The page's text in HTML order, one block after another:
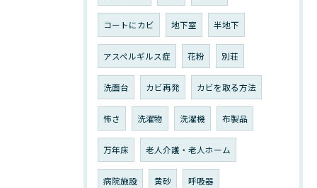
コートにカビ 地下室 半地下
アスペルギルス症 花粉 別荘
洗面台 カビ再発 カビを取る方法
怖さ 洗濯物 洗濯機 布製品
万年床 老人介護・老人ホーム
病院施設 黄砂 呼吸器